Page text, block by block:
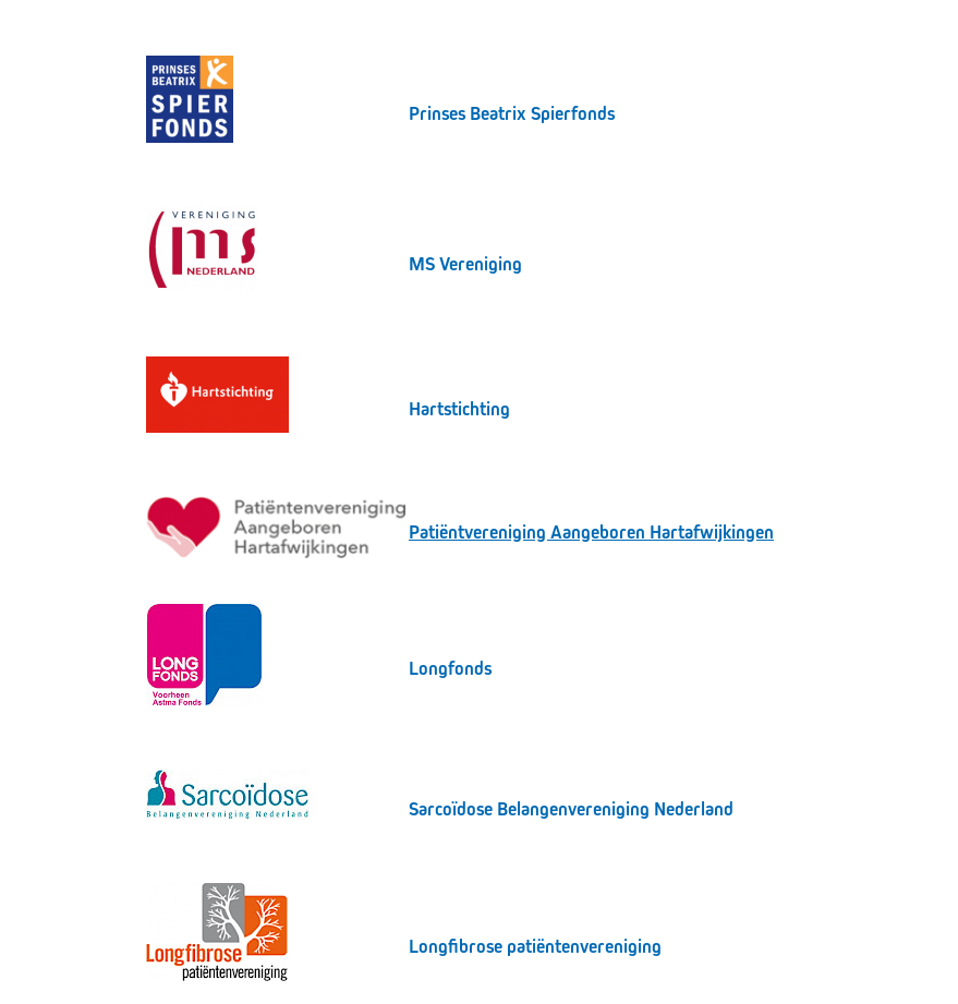
Prinses Beatrix Spierfonds
MS Vereniging
Hartstichting
Patiëntvereniging Aangeboren Hartafwijkingen
Longfonds
Sarcoïdose Belangenvereniging Nederland
Longfibrose patiëntenvereniging